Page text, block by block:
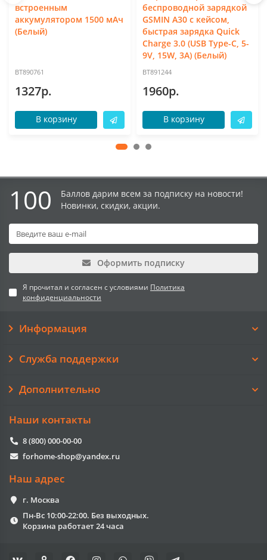
встроенным
аккумулятором 1500 мАч
(Белый)
BT890761
1327р.
В корзину
беспроводной зарядкой
GSMIN A30 с кейсом,
быстрая зарядка Quick
Charge 3.0 (USB Type-C, 5-
9V, 15W, 3A) (Белый)
BT891244
1960р.
В корзину
100
Баллов дарим всем за подписку на новости!
Новинки, скидки, акции.
Оформить подписку
Я прочитал и согласен с условиями Политика
конфиденциальности
Информация
Служба поддержки
Дополнительно
Наши контакты
8 (800) 000-00-00
forhome-shop@yandex.ru
Наш адрес
г. Москва
Пн-Вс 10:00-22:00. Без выходных.
Корзина работает 24 часа